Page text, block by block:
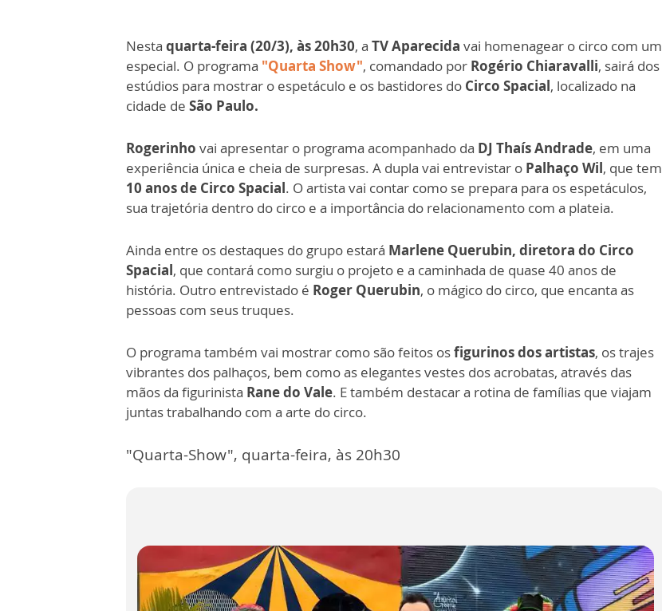
Nesta quarta-feira (20/3), às 20h30, a TV Aparecida vai homenagear o circo com um
especial. O programa "Quarta Show", comandado por Rogério Chiaravalli, sairá dos
estúdios para mostrar o espetáculo e os bastidores do Circo Spacial, localizado na
cidade de São Paulo.
Rogerinho vai apresentar o programa acompanhado da DJ Thaís Andrade, em uma
experiência única e cheia de surpresas. A dupla vai entrevistar o Palhaço Wil, que tem
10 anos de Circo Spacial. O artista vai contar como se prepara para os espetáculos,
sua trajetória dentro do circo e a importância do relacionamento com a plateia.
Ainda entre os destaques do grupo estará Marlene Querubin, diretora do Circo
Spacial, que contará como surgiu o projeto e a caminhada de quase 40 anos de
história. Outro entrevistado é Roger Querubin, o mágico do circo, que encanta as
pessoas com seus truques.
O programa também vai mostrar como são feitos osfigurinos dos artistas, os trajes
vibrantes dos palhaços, bem como as elegantes vestes dos acrobatas, através das
mãos da figurinista Rane do Vale. E também destacar a rotina de famílias que viajam
juntas trabalhando com a arte do circo.
"Quarta-Show", quarta-feira, às 20h30